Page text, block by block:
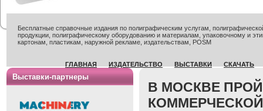
Бесплатные справочные издания по полиграфическим услугам,
продукции, полиграфическому оборудованию и материалам, упаковочному и
картонам, пластикам, наружной рекламе, издательствам, POSM
ГЛАВНАЯ ИЗДАТЕЛЬСТВО ВЫСТАВКИ СКАЧАТЬ
Выставки-партнеры
В МОСКВЕ